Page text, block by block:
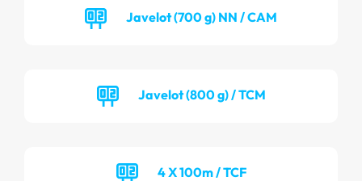
Javelot (700 g) NN / CAM
Javelot (800 g) / TCM
4 X 100m / TCF